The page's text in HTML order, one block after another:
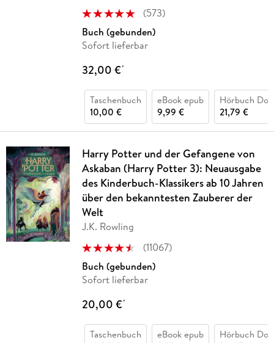
(573)
Buch (gebunden)
Sofort lieferbar
32,00 €*
Taschenbuch
10,00 €
eBook epub
9,99 €
Hörbuch
21,79 €
Harry Potter und der Gefangene von
Askaban (Harry Potter 3): Neuausgabe
des Kinderbuch-Klassikers ab 10 Jahren
über den bekanntesten Zauberer der
Welt
J.K. Rowling
(11067)
Buch (gebunden)
Sofort lieferbar
20,00 €*
Taschenbuch
eBook epub
Hörbuch